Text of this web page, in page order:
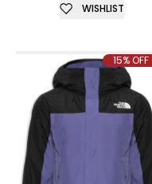
WISHLIST
15% OFF